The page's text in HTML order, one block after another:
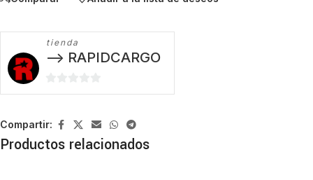
tienda
--> RAPIDCARGO
0
5
Compartir:
Productos relacionados